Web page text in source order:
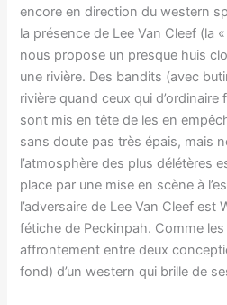
encore en direction du western
la présence de Lee Van Cleef (la
nous propose un presque huis
une rivière. Des bandits (avec
rivière quand ceux qui
sont mis en tête de les en
sans doute pas très épais, mais
l’atmosphère des plus délétères
place par une mise en scène à
l’adversaire de Lee Van Cleef est
fétiche de Peckinpah. Comme les
affrontement entre deux
fond) d’un western qui brille de